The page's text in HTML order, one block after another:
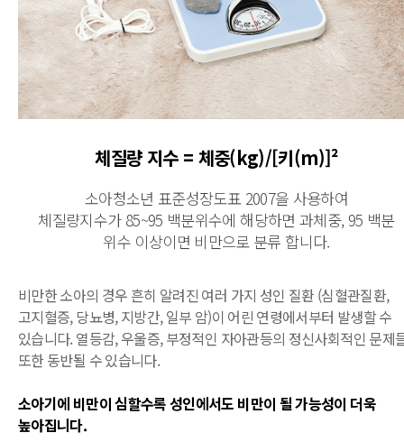
체질량 지수 = 체중(kg)/[키(m)]²
소아청소년 표준성장도표 2007을 사용하여
체질량지수가 85~95 백분위수에 해당하면 과체중, 95 백분
위수 이상이면 비만으로 분류 합니다.
비만한 소아의 경우 흔히 알려진 여러 가지 성인 질환 (심혈관질환,
고지혈증, 당뇨병, 지방간, 일부 암)이 어린 연령에서부터 발생할 수
있습니다. 열등감, 우울증, 부정적인 자아관등의 정신사회적인 문제
또한 동반될 수 있습니다.
소아기에 비만이 심할수록 성인에서도 비만이 될 가능성이 더욱
높아집니다.